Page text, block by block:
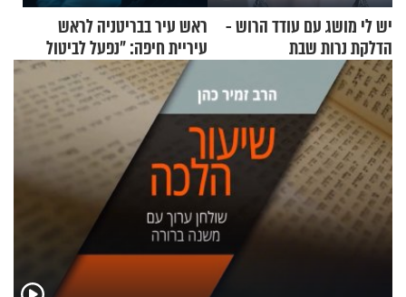
יש לי מושג עם עודד הרוש -
הדלקת נרות שבת
ראש עיר בבריטניה לראש
עיריית חיפה: ״נפעל לביטול
ברית הערים התאומות״